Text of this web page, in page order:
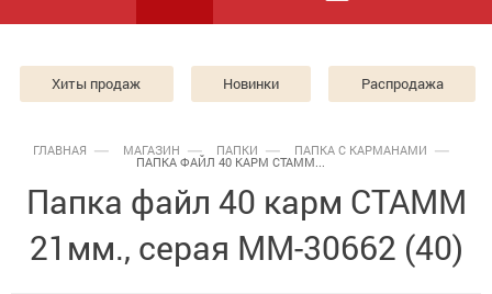
Хиты продаж Новинки Распродажа
ГЛАВНАЯ МАГАЗИН ПАПКИ ПАПКА С КАРМАНАМИ
ПАПКА ФАЙЛ 40 КАРМ СТАММ...
Папка файл 40 карм СТАММ
21мм., серая ММ-30662 (40)